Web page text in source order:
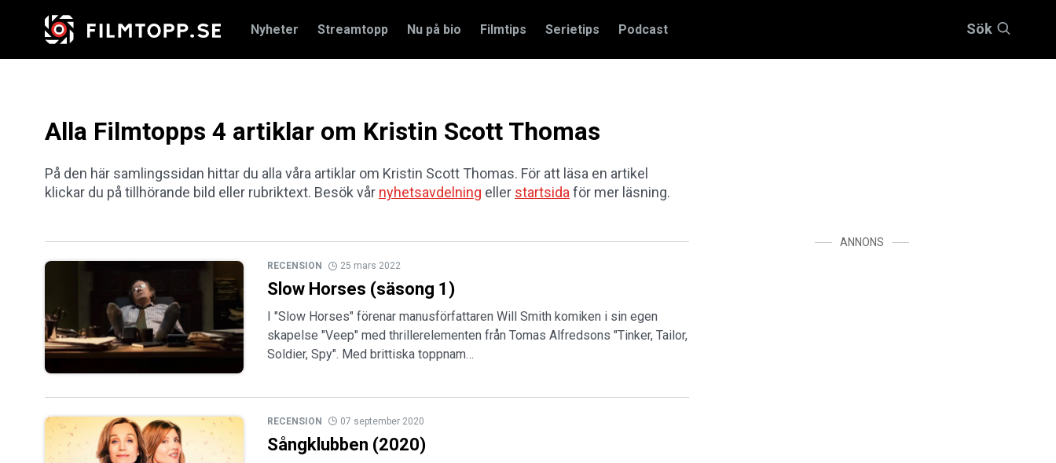
Nyheter Streamtopp Nu på bio Filmtips Serietips Podcast Sök
Alla Filmtopps 4 artiklar om Kristin Scott Thomas
På den här samlingssidan hittar du alla våra artiklar om Kristin Scott Thomas. För att läsa en artikel
klickar du på tillhörande bild eller rubriktext. Besök vår nyhetsavdelning eller startsida för mer läsning.
RECENSION 25 mars 2022
Slow Horses (säsong 1)
I "Slow Horses" förenar manusförfattaren Will Smith komiken i sin egen
skapelse "Veep" med thrillerelementen från Tomas Alfredsons "Tinker, Tailor,
Soldier, Spy". Med brittiska toppnam…
RECENSION 07 september 2020
Sångklubben (2020)
ANNONS